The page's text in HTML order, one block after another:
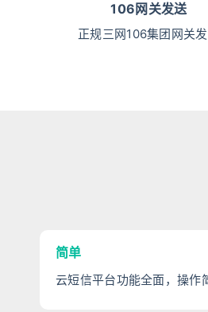
106网关发送
正规三网106集团网关
简单
云短信平台功能全面，操作